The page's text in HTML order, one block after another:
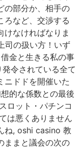
の部分か、相手の
ろなど、交渉する
けなければなりま
司の扱い方！いず
金と生きる私の事
令されている全て
ニドドを開催いた
的な係数との最後
ロット・パチンコ
は悪くありません
ね, oshi casino 教
ままと議会の次の